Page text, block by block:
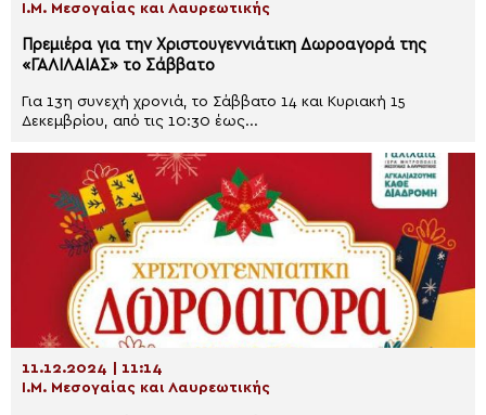
Ι.Μ. Μεσογαίας και Λαυρεωτικής
Πρεμιέρα για την Χριστουγεννιάτικη Δωροαγορά της
«ΓΑΛΙΛΑΙΑΣ» το Σάββατο
Για 13η συνεχή χρονιά, το Σάββατο 14 και Κυριακή 15
Δεκεμβρίου, από τις 10:30 έως...
11.12.2024 | 11:14
Ι.Μ. Μεσογαίας και Λαυρεωτικής